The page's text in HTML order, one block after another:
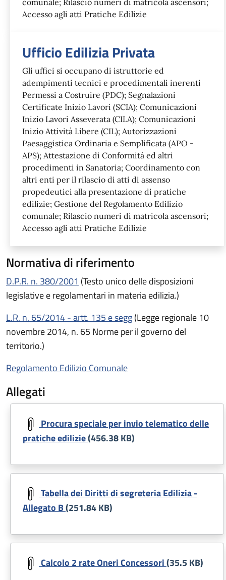
Accesso agli atti Pratiche Edilizie
Ufficio Edilizia Privata
Gli uffici si occupano di istruttorie ed
adempimenti tecnici e procedimentali inerenti
Permessi a Costruire (PDC); Segnalazioni
Certificate Inizio Lavori (SCIA); Comunicazioni
Inizio Lavori Asseverata (CILA); Comunicazioni
Inizio Attività Libere (CIL); Autorizzazioni
Paesaggistica Ordinaria e Semplificata (APO -
APS); Attestazione di Conformità ed altri
procedimenti in Sanatoria; Coordinamento con
altri enti per il rilascio di atti di assenso
propedeutici alla presentazione di pratiche
edilizie; Gestione del Regolamento Edilizio
comunale; Rilascio numeri di matricola ascensori;
Accesso agli atti Pratiche Edilizie
Normativa di riferimento
D.P.R. n. 380/2001 (Testo unico delle disposizioni
legislative e regolamentari in materia edilizia.)
L.R. n. 65/2014 - artt. 135 e segg(Legge regionale 10
novembre 2014, n. 65 Norme per il governo del
territorio.)
Regolamento Edilizio Comunale
Allegati
Document
Procura speciale per invio telematico delle
pratiche edilizie(456.38 KB)
Document
Tabella dei Diritti di segreteria Edilizia -
Allegato B(251.84 KB)
Document
Calcolo 2 rate Oneri Concessori(35.5 KB)